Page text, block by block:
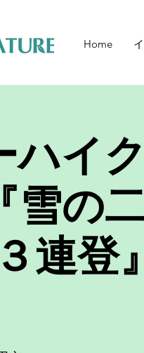
Home
ハイ
雪の
連登